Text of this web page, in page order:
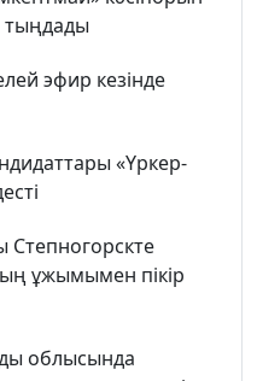
тыңдады
эфир кезінде
«Үркер-
Степногорскте
ұжымымен пікір
облысында